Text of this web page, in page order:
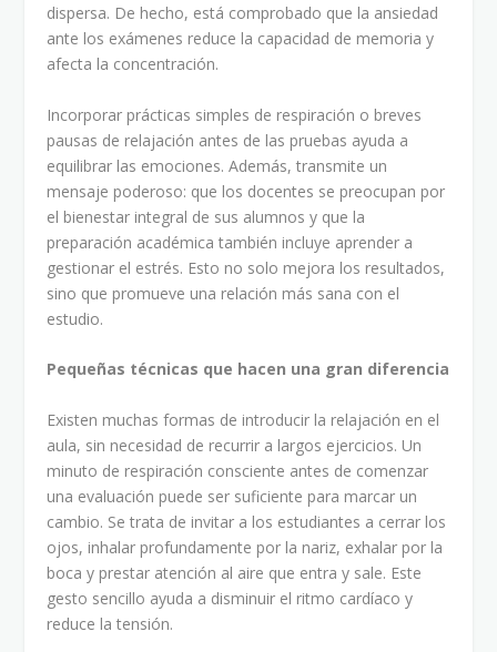
dispersa. De hecho, está comprobado que la ansiedad
ante los exámenes reduce la capacidad de memoria y
afecta la concentración.
Incorporar prácticas simples de respiración o breves
pausas de relajación antes de las pruebas ayuda a
equilibrar las emociones. Además, transmite un
mensaje poderoso: que los docentes se preocupan por
el bienestar integral de sus alumnos y que la
preparación académica también incluye aprender a
gestionar el estrés. Esto no solo mejora los resultados,
sino que promueve una relación más sana con el
estudio.
Pequeñas técnicas que hacen una gran diferencia
Existen muchas formas de introducir la relajación en el
aula, sin necesidad de recurrir a largos ejercicios. Un
minuto de respiración consciente antes de comenzar
una evaluación puede ser suficiente para marcar un
cambio. Se trata de invitar a los estudiantes a cerrar los
ojos, inhalar profundamente por la nariz, exhalar por la
boca y prestar atención al aire que entra y sale. Este
gesto sencillo ayuda a disminuir el ritmo cardíaco y
reduce la tensión.